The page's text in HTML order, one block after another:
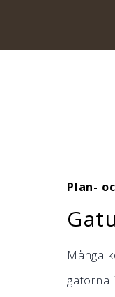
Plan-
Många
gatorna